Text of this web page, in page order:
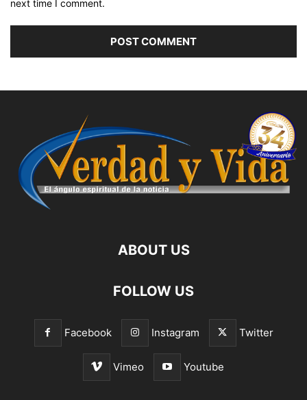
next time I comment.
ABOUT US
FOLLOW US
Facebook Instagram Twitter
Vimeo Youtube